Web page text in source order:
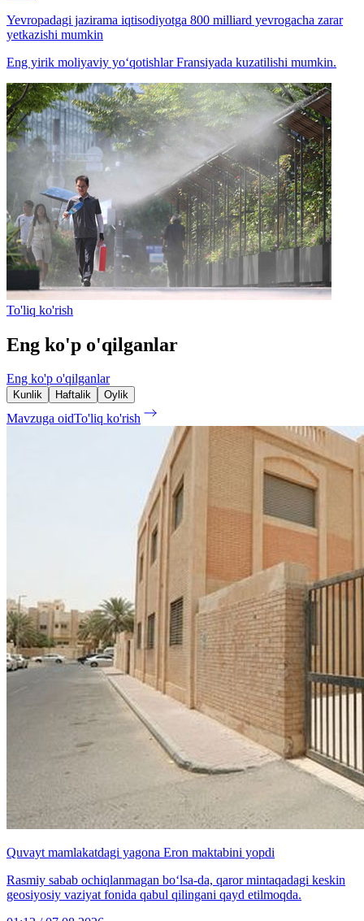
Yevropadagi jazirama iqtisodiyotga 800 milliard yevrogacha zarar
yetkazishi mumkin
Eng yirik moliyaviy yo‘qotishlar Fransiyada kuzatilishi mumkin.
To'liq ko'rish
Eng ko'p o'qilganlar
Eng ko'p o'qilganlar
Kunlik Haftalik Oylik
Mavzuga oidTo'liq ko'rish
Quvayt mamlakatdagi yagona Eron maktabini yopdi
Rasmiy sabab ochiqlanmagan bo‘lsa-da, qaror mintaqadagi keskin
geosiyosiy vaziyat fonida qabul qilingani qayd etilmoqda.